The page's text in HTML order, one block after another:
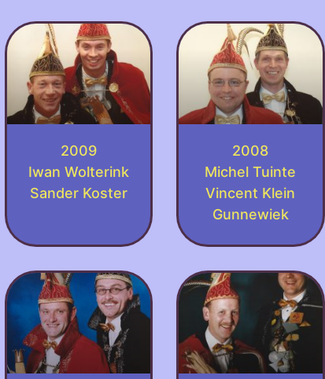
2009
Iwan Wolterink
Sander Koster
2008
Michel Tuinte
Vincent Klein
Gunnewiek